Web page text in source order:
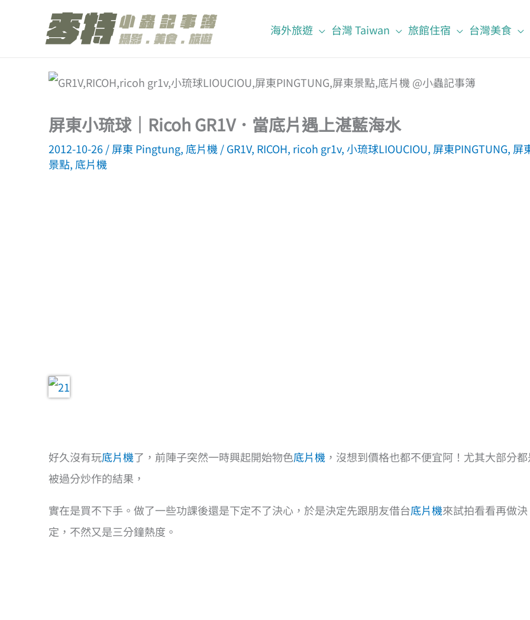
海外旅遊 台灣 Taiwan 旅館住宿 台灣美食
屏東小琉球｜Ricoh GR1V．當底片遇上湛藍海水
2012-10-26/屏東 Pingtung, 底片機/GR1V, RICOH, ricoh gr1v,小琉球LIOUCIOU, 屏東PINGTUNG, 屏
景點, 底片機
好久沒有玩底片機了，前陣子突然一時興起開始物色底片機 ，沒想到價格也都不便宜阿！尤其大部分
被過分炒作的結果，
實在是買不下手。做了一些功課後還是下定不了決心，於是決定先跟朋友借台底片機來試拍看看再做決
定，不然又是三分鐘熱度。